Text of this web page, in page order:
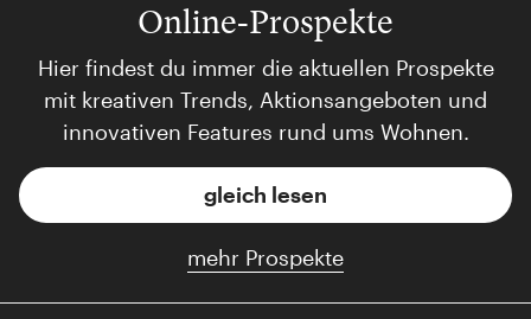
Online-Prospekte
Hier findest du immer die aktuellen Prospekte
mit kreativen Trends, Aktionsangeboten und
innovativen Features rund ums Wohnen.
gleich lesen
mehr Prospekte